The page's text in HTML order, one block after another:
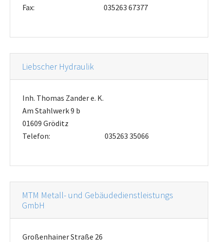
Fax:
035263 67377
Liebscher Hydraulik
Inh. Thomas Zander e. K.
Am Stahlwerk 9 b
01609 Gröditz
Telefon:
035263 35066
MTM Metall- und Gebäudedienstleistungs
GmbH
Großenhainer Straße 26